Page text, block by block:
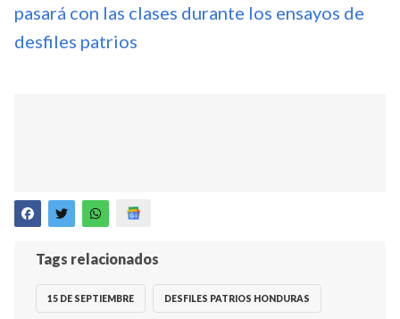
pasará con las clases durante los ensayos de
desfiles patrios
Tags relacionados
15 DE SEPTIEMBRE DESFILES PATRIOS HONDURAS